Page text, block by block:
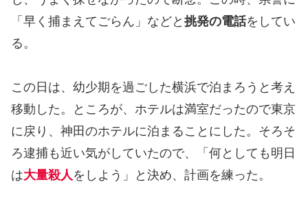
「早く捕まえてごらん」などと 挑発の電話をしてい
る。
この日は、幼少期を過ごした横浜で泊まろうと考え
移動した。ところが、ホテルは満室だったので東京
に戻り、神田のホテルに泊まることにした。そろそ
ろ逮捕も近い気がしていたので、「何としても明日
は大量殺人をしよう」と決め、計画を練った。